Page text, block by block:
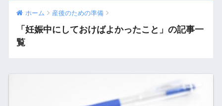
ホーム 産後のための準備
「妊娠中にしておけばよかったこと」の記事一
覧